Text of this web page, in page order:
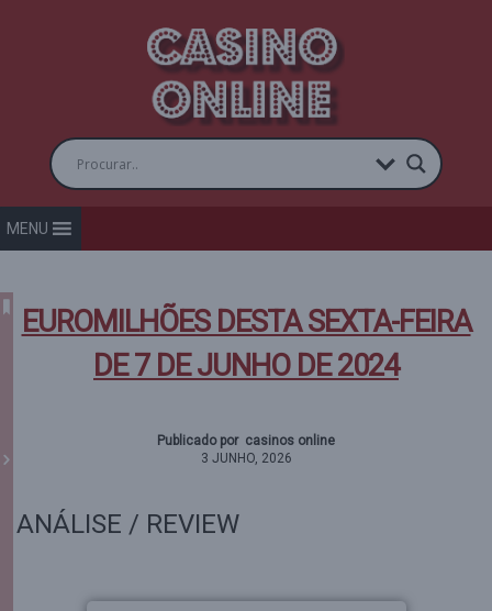
MENU
EUROMILHÕES DESTA SEXTA-FEIRA
DE 7 DE JUNHO DE 2024
Publicado por casinos online
3 JUNHO, 2026
ANÁLISE / REVIEW